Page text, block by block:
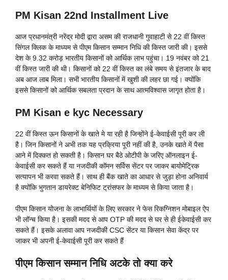
PM Kisan 22nd Installment Live
आज प्रधानमंत्री नरेंद्र मोदी द्वारा असम की राजधानी गुवाहाटी से 22 वीं किस्त
सिंगल क्लिक के माध्यम से पीएम किसान सम्मान निधि की किस्त जारी की। इससे
देश के 9.32 करोड़ भारतीय किसानों को आर्थिक लाभ पहुंचा। 19 नवंबर को 21
वीं किस्त जारी की थी। किसानों को 22 वीं किस्त का लंबे समय से इंतजार के बाद
अब आज लाब मिला। सभी भारतीय किसानों में खुशी की लहर छा गई। क्योंकि
इससे किसानों को आर्थिक सबलता प्रदान के साथ आत्मविश्वास जागृत होता है।
PM Kisan e kyc Necessary
22 वीं किस्त ऊन किसानों के खाते मे या रही है जिन्होंने ई-केवाईसी पूरी कर ली
है। जिन किसानों ने अभी तक यह प्रक्रिया पूरी नहीं की है, उनके खाते में पैसा
आने में दिक्कत हो सकती है। किसान घर बैठे ओटीपी के जरिए ऑनलाइन ई-
केवाईसी कर सकते हैं या नजदीकी कॉमन सर्विस सेंटर पर जाकर बायोमेट्रिक
सत्यापन भी करवा सकते हैं। साथ ही बैंक खाते का आधार से जुड़ा होना अनिवार्य
है क्योंकि भुगतान डायरेक्ट बेनिफिट ट्रांसफर के माध्यम से किया जाता है।
पीएम किसान योजना के लाभार्थियों के लिए सरकार ने फेस रिकग्निशन मोबाइल ऐप
भी लॉन्च किया है। इसकी मदद से आप OTP की मदद से घर से ही ईकेवाईसी कर
सकते हैं। इसके अलावा आप नजदीकी CSC सेंटर या किसान सेवा केंद्र पर
जाकर भी अपनी ई-केवाईसी पूरी कर सकते हैं
पीएम किसान सम्मान निधि अटके तो क्या करे